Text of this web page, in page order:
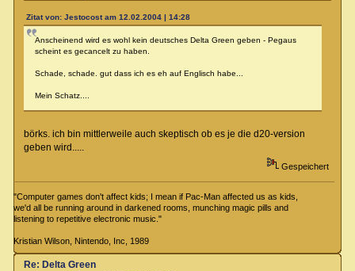
Zitat von: Jestocost am 12.02.2004 | 14:28
Anscheinend wird es wohl kein deutsches Delta Green geben - Pegaus
scheint es gecancelt zu haben.
Schade, schade. gut dass ich es eh auf Englisch habe...
Mein Schatz....
börks. ich bin mittlerweile auch skeptisch ob es je die d20-version
geben wird.....
Gespeichert
"Computer games don't affect kids; I mean if Pac-Man affected us as kids,
we'd all be running around in darkened rooms, munching magic pills and
listening to repetitive electronic music."
Kristian Wilson, Nintendo, Inc, 1989
Re: Delta Green